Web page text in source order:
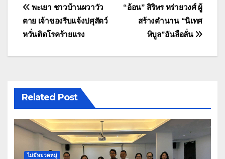
แนะแนว
เรื่อง
“อ้อน” สิริพร หร่ายวงศ์ ผู้
สร้างตำนาน “นิเทศ
พิบูล”อันลือลั่น
พะเยา ชาวบ้านผวาวัว
ตาย เจ้าของรีบแจ้งปศุสัตว์
หวั่นติดโรคร้ายแรง
Related Post
ไม่มีหมวดหมู่